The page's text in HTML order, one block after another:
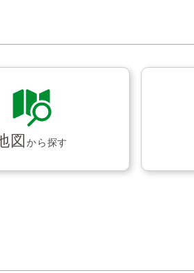
図から探す